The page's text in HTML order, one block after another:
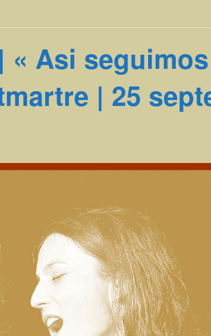
« Asi
| 25